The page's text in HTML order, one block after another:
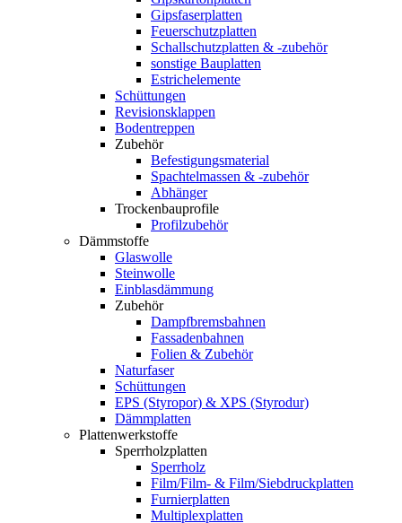
Gipsfaserplatten
Feuerschutzplatten
Schallschutzplatten & -zubehör
sonstige Bauplatten
Estrichelemente
Schüttungen
Revisionsklappen
Bodentreppen
Zubehör
Befestigungsmaterial
Spachtelmassen & -zubehör
Abhänger
Trockenbauprofile
Profilzubehör
Dämmstoffe
Glaswolle
Steinwolle
Einblasdämmung
Zubehör
Dampfbremsbahnen
Fassadenbahnen
Folien & Zubehör
Naturfaser
Schüttungen
EPS (Styropor) & XPS (Styrodur)
Dämmplatten
Plattenwerkstoffe
Sperrholzplatten
Sperrholz
Film/Film- & Film/Siebdruckplatten
Furnierplatten
Multiplexplatten